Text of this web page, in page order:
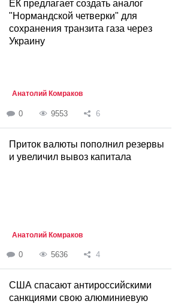
ЕК предлагает создать аналог
"Нормандской четверки" для
сохранения транзита газа через
Украину
Анатолий Комраков
0 9553 6
Приток валюты пополнил резервы
и увеличил вывоз капитала
Анатолий Комраков
0 5636 4
США спасают антироссийскими
санкциями свою алюминиевую